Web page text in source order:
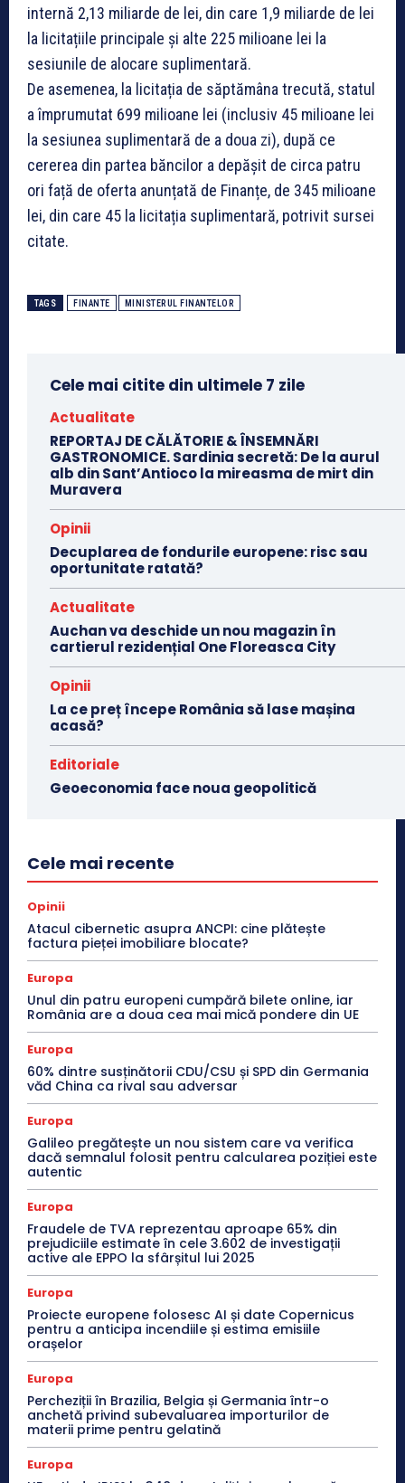
internă 2,13 miliarde de lei, din care 1,9 miliarde de lei
la licitațiile principale și alte 225 milioane lei la
sesiunile de alocare suplimentară.
De asemenea, la licitația de săptămâna trecută, statul
a împrumutat 699 milioane lei (inclusiv 45 milioane lei
la sesiunea suplimentară de a doua zi), după ce
cererea din partea băncilor a depășit de circa patru
ori față de oferta anunțată de Finanțe, de 345 milioane
lei, din care 45 la licitația suplimentară, potrivit sursei
citate.
TAGS FINANTE MINISTERUL FINANTELOR
Cele mai citite din ultimele 7 zile
Actualitate
REPORTAJ DE CĂLĂTORIE & ÎNSEMNĂRI
GASTRONOMICE. Sardinia secretă: De la aurul
alb din Sant’Antioco la mireasma de mirt din
Muravera
Opinii
Decuplarea de fondurile europene: risc sau
oportunitate ratată?
Actualitate
Auchan va deschide un nou magazin în
cartierul rezidențial One Floreasca City
Opinii
La ce preț începe România să lase mașina
acasă?
Editoriale
Geoeconomia face noua geopolitică
Cele mai recente
Opinii
Atacul cibernetic asupra ANCPI: cine plătește
factura pieței imobiliare blocate?
Europa
Unul din patru europeni cumpără bilete online, iar
România are a doua cea mai mică pondere din UE
Europa
60% dintre susținătorii CDU/CSU și SPD din Germania
văd China ca rival sau adversar
Europa
Galileo pregătește un nou sistem care va verifica
dacă semnalul folosit pentru calcularea poziției este
autentic
Europa
Fraudele de TVA reprezentau aproape 65% din
prejudiciile estimate în cele 3.602 de investigații
active ale EPPO la sfârșitul lui 2025
Europa
Proiecte europene folosesc AI și date Copernicus
pentru a anticipa incendiile și estima emisiile
orașelor
Europa
Percheziții în Brazilia, Belgia și Germania într-o
anchetă privind subevaluarea importurilor de
materii prime pentru gelatină
Europa